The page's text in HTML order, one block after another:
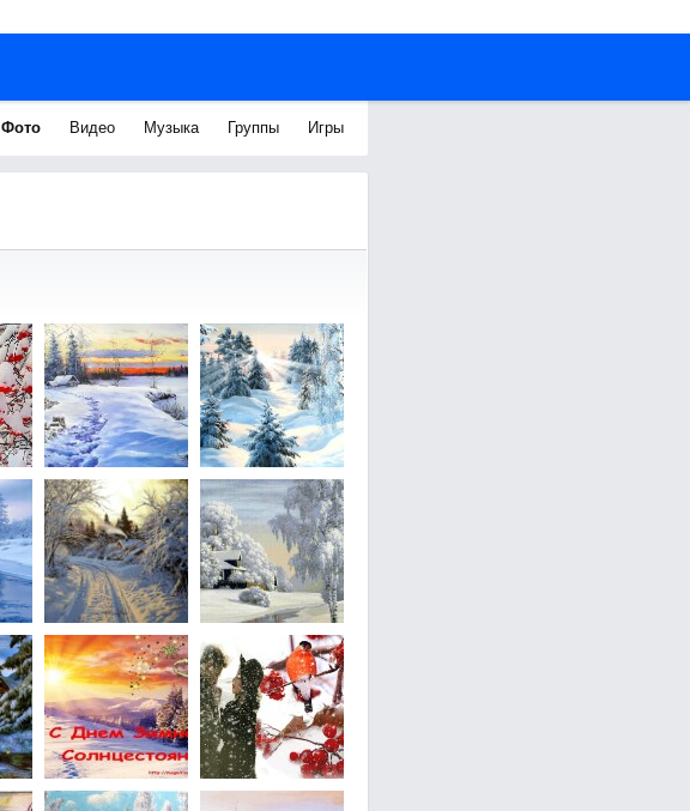
Фото Видео Музыка Группы Игры